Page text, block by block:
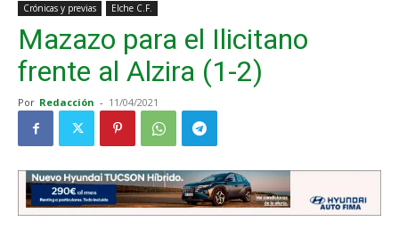
Crónicas y previas Elche C.F.
Mazazo para el Ilicitano
frente al Alzira (1-2)
Por Redacción - 11/04/2021